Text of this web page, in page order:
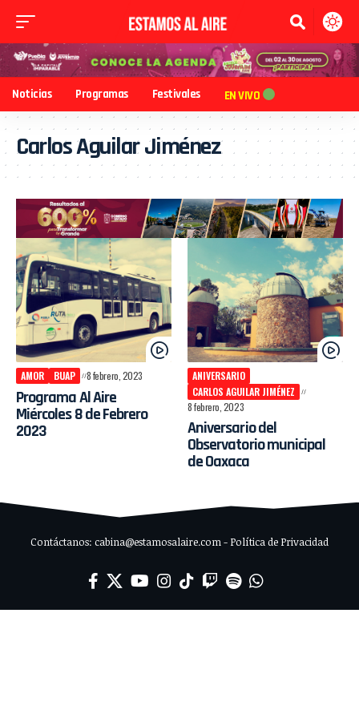
Noticias Programas Festivales EN VIVO
Carlos Aguilar Jiménez
AMOR BUAP 8 febrero, 2023
Programa Al Aire
Miércoles 8 de Febrero
2023
ANIVERSARIO
CARLOS AGUILAR JIMÉNEZ
8 febrero, 2023
Aniversario del
Observatorio municipal
de Oaxaca
Contáctanos: cabina@estamosalaire.com - Política de Privacidad